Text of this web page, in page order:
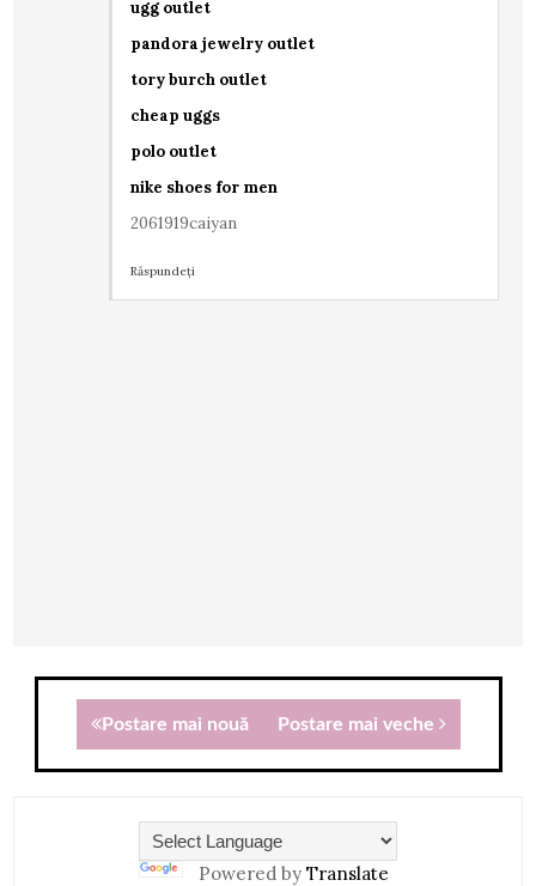
ugg outlet
pandora jewelry outlet
tory burch outlet
cheap uggs
polo outlet
nike shoes for men
2061919caiyan
Răspundeți
Postare mai nouă Postare mai veche
Powered by Translate